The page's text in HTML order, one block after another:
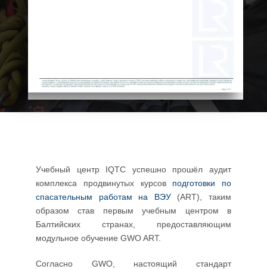
Учебный центр IQTC успешно прошёл аудит
комплекса продвинутых курсов подготовки по
спасательным работам на ВЭУ(ART), таким
образом став первым учебным центром в
Балтийских странах, предоставляющим
модульное обучение GWO ART.
Согласно GWO, настоящий стандарт